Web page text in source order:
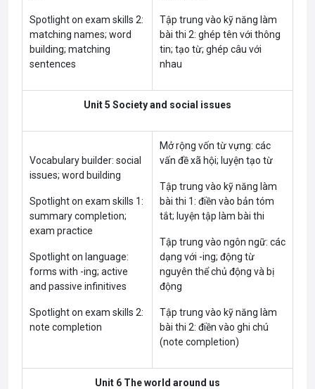
Spotlight on exam skills 2:
matching names; word
building; matching
sentences
Tập trung vào kỹ năng làm
bài thi 2: ghép tên với thông
tin; tạo từ; ghép câu với
nhau
Unit 5 Society and social issues
Vocabulary builder: social
issues; word building
Spotlight on exam skills 1:
summary completion;
exam practice
Spotlight on language:
forms with -ing; active
and passive infinitives
Spotlight on exam skills 2:
note completion
Mở rộng vốn từ vựng: các
vấn đề xã hội; luyện tạo từ
Tập trung vào kỹ năng làm
bài thi 1: điền vào bản tóm
tắt; luyện tập làm bài thi
Tập trung vào ngôn ngữ: các
dạng với -ing; động từ
nguyên thể chủ động và bị
động
Tập trung vào kỹ năng làm
bài thi 2: điền vào ghi chú
(note completion)
Unit 6 The world around us